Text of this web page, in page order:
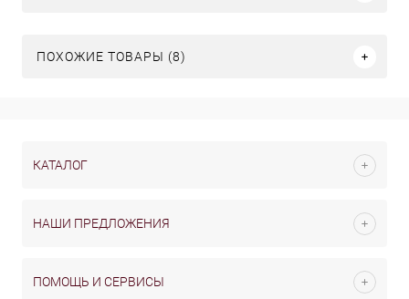
ПОХОЖИЕ ТОВАРЫ (8)
КАТАЛОГ
НАШИ ПРЕДЛОЖЕНИЯ
ПОМОЩЬ И СЕРВИСЫ